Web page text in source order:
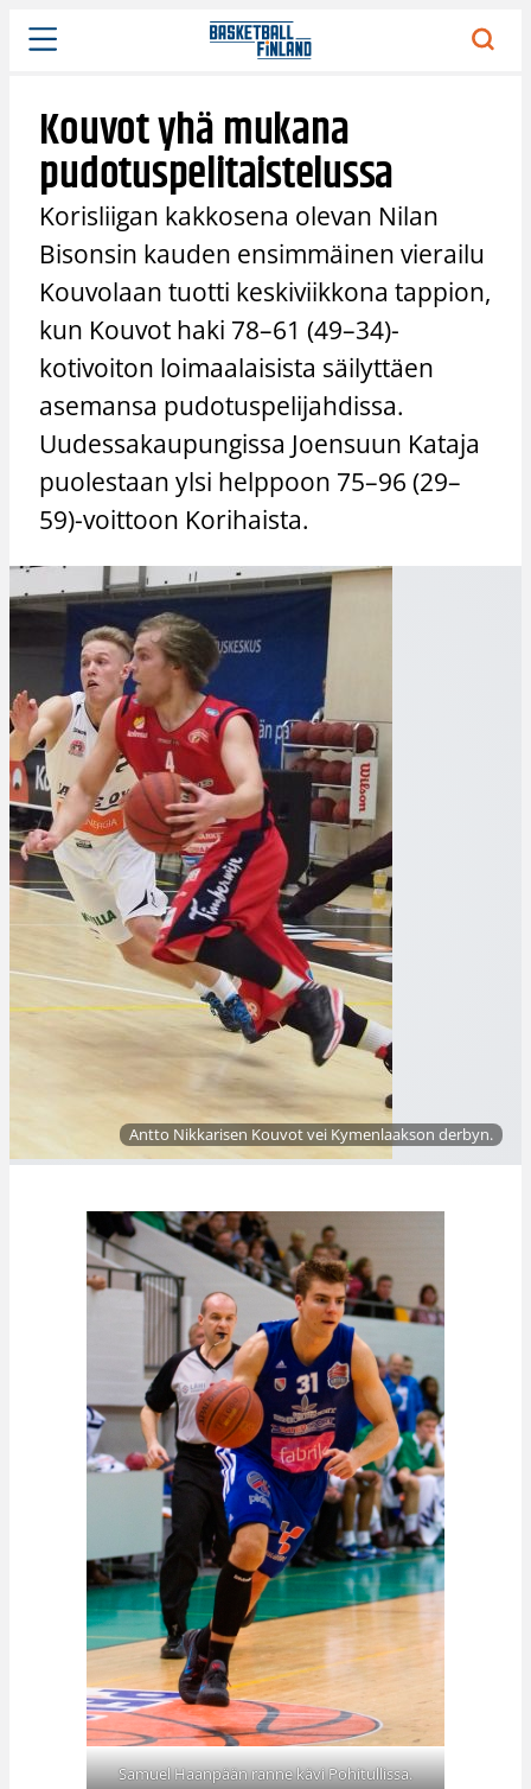
Siirry
sisältöön
Kouvot yhä mukana
pudotuspelitaistelussa
Korisliigan kakkosena olevan Nilan
Bisonsin kauden ensimmäinen vierailu
Kouvolaan tuotti keskiviikkona tappion,
kun Kouvot haki 78–61 (49–34)-
kotivoiton loimaalaisista säilyttäen
asemansa pudotuspelijahdissa.
Uudessakaupungissa Joensuun Kataja
puolestaan ylsi helppoon 75–96 (29–
59)-voittoon Korihaista.
Antto Nikkarisen Kouvot vei Kymenlaakson derbyn.
Samuel Haanpään ranne kävi Pohitullissa.